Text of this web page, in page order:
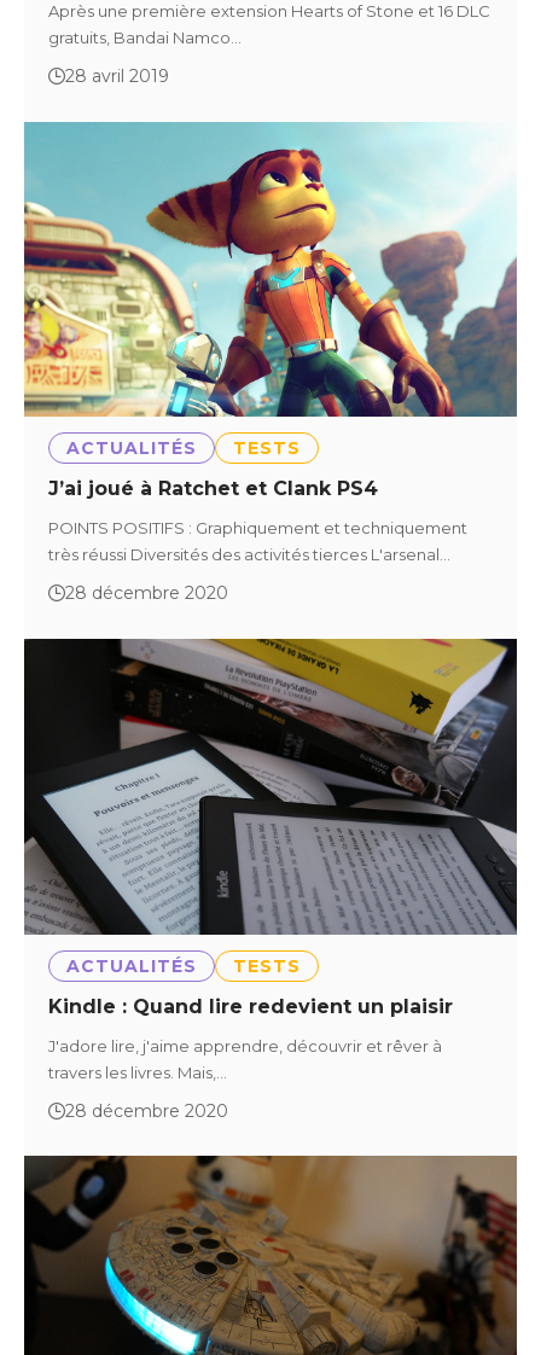
Après une première extension Hearts of Stone et 16 DLC
gratuits, Bandai Namco…
28 avril 2019
ACTUALITÉS TESTS
J’ai joué à Ratchet et Clank PS4
POINTS POSITIFS : Graphiquement et techniquement
très réussi Diversités des activités tierces L'arsenal…
28 décembre 2020
ACTUALITÉS TESTS
Kindle : Quand lire redevient un plaisir
J'adore lire, j'aime apprendre, découvrir et rêver à
travers les livres. Mais,…
28 décembre 2020